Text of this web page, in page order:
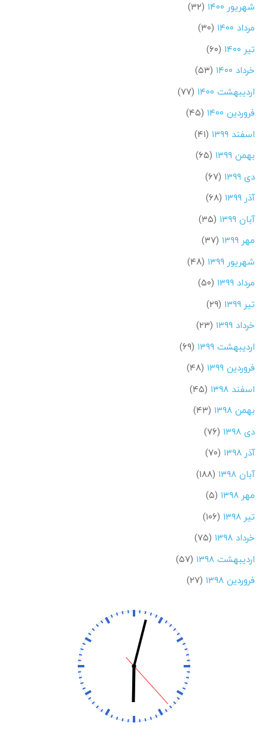
شهریور ۱۴۰۰
(۳۲)
مرداد ۱۴۰۰
(۳۰)
تیر ۱۴۰۰
(۶۰)
خرداد ۱۴۰۰
(۵۳)
اردیبهشت ۱۴۰۰
(۷۷)
فروردین ۱۴۰۰
(۴۵)
اسفند ۱۳۹۹
(۴۱)
بهمن ۱۳۹۹
(۶۵)
دی ۱۳۹۹
(۶۷)
آذر ۱۳۹۹
(۶۸)
آبان ۱۳۹۹
(۳۵)
مهر ۱۳۹۹
(۳۷)
شهریور ۱۳۹۹
(۴۸)
مرداد ۱۳۹۹
(۵۰)
تیر ۱۳۹۹
(۲۹)
خرداد ۱۳۹۹
(۲۳)
اردیبهشت ۱۳۹۹
(۶۹)
فروردین ۱۳۹۹
(۴۸)
اسفند ۱۳۹۸
(۴۵)
بهمن ۱۳۹۸
(۴۳)
دی ۱۳۹۸
(۷۶)
آذر ۱۳۹۸
(۷۰)
آبان ۱۳۹۸
(۱۸۸)
مهر ۱۳۹۸
(۵)
تیر ۱۳۹۸
(۱۰۶)
خرداد ۱۳۹۸
(۷۵)
اردیبهشت ۱۳۹۸
(۵۷)
فروردین ۱۳۹۸
(۲۷)